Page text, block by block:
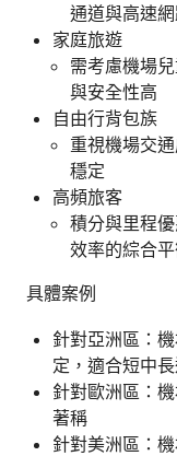
通道與高速
家庭旅遊
需考慮機場
與安全性高
自由行背包族
重視機場交
穩定
高頻旅客
積分與里程
效率的綜合
具體案例
針對亞洲區：
定，適合短中
針對歐洲區：
著稱
針對美洲區：